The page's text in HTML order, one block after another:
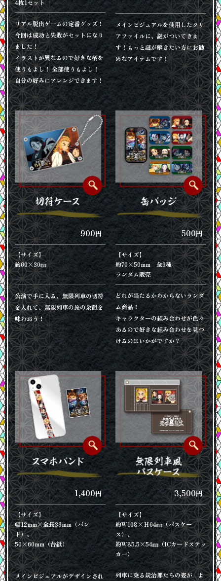
4枚1セット
リアル脱出ゲームの定番グッズ！
今回は成功と失敗がセットになり
ました！
イラストが異なるので好きな柄を
使うもよし！ 全部使うもよし！
自分の好みにアレンジできます！
メインビジュアルを使用したクリ
アファイルに、謎がついてきま
す！もっと謎が解きたい方にお勧
めなアイテムです！
900円
【サイズ】
約60×30㎜
公演で手に入る、無限列車の切符
を入れて、無限列車の旅の余韻を
味わおう！
500円
【サイズ】
約70×50mm 全9種
ランダム販売
どれが当たるかわからないランダ
ム商品！
キャラクターの組み合わせが色々
あるので好きな組み合わせを見つ
けるのはいかがですか？
1,400円
【サイズ】
幅12mm×全長33mm（バン
ド）、
50×60mm（台紙）
メインビジュアルがデザインされ
3,500円
【サイズ】
約Ｗ108×Ｈ64㎜（パスケー
ス）、
約Ｗ85.5×54㎜（ICカードステッ
カー）
列車に乗る炭治郎たちの姿が…よ